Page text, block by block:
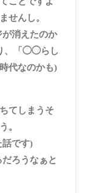
せんし。
消えたのか
、「◯◯らし
代なのかも)
てしまうそ
。
話です)
ろうなぁと